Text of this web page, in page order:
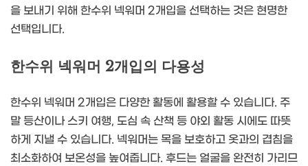
을 보내기 위해 한수위 넥워머 2개입을 선택하는 것은 현명한
선택입니다.
한수위 넥워머 2개입의 다용성
한수위 넥워머 2개입은 다양한 활동에 활용할 수 있습니다. 주
말 등산이나 스키 여행, 도심 속 산책 등 야외 활동 시에도 따뜻
하게 지낼 수 있습니다. 넥워머는 목을 보호하고 옷과의 겹침을
최소화하여 보온성을 높여줍니다. 후드는 얼굴을 완전히 가리므